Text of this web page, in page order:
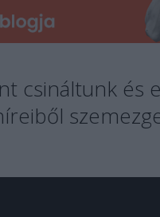
csináltunk és